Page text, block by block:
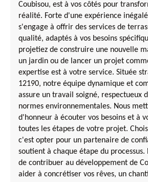
Coubisou, est à vos côtés pour
réalité. Forte d'une expérience
s'engage à offrir des services de
qualité, adaptés à vos besoins
projetiez de construire une nouvelle
un jardin ou de lancer un projet
expertise est à votre service. Située
12190, notre équipe dynamique et
assure un travail soigné, respectueux
normes environnementales. Nous
d'honneur à écouter vos besoins et à
toutes les étapes de votre projet.
c'est opter pour un partenaire de
soutient à chaque étape du processus.
de contribuer au développement de
aider à concrétiser vos rêves, un